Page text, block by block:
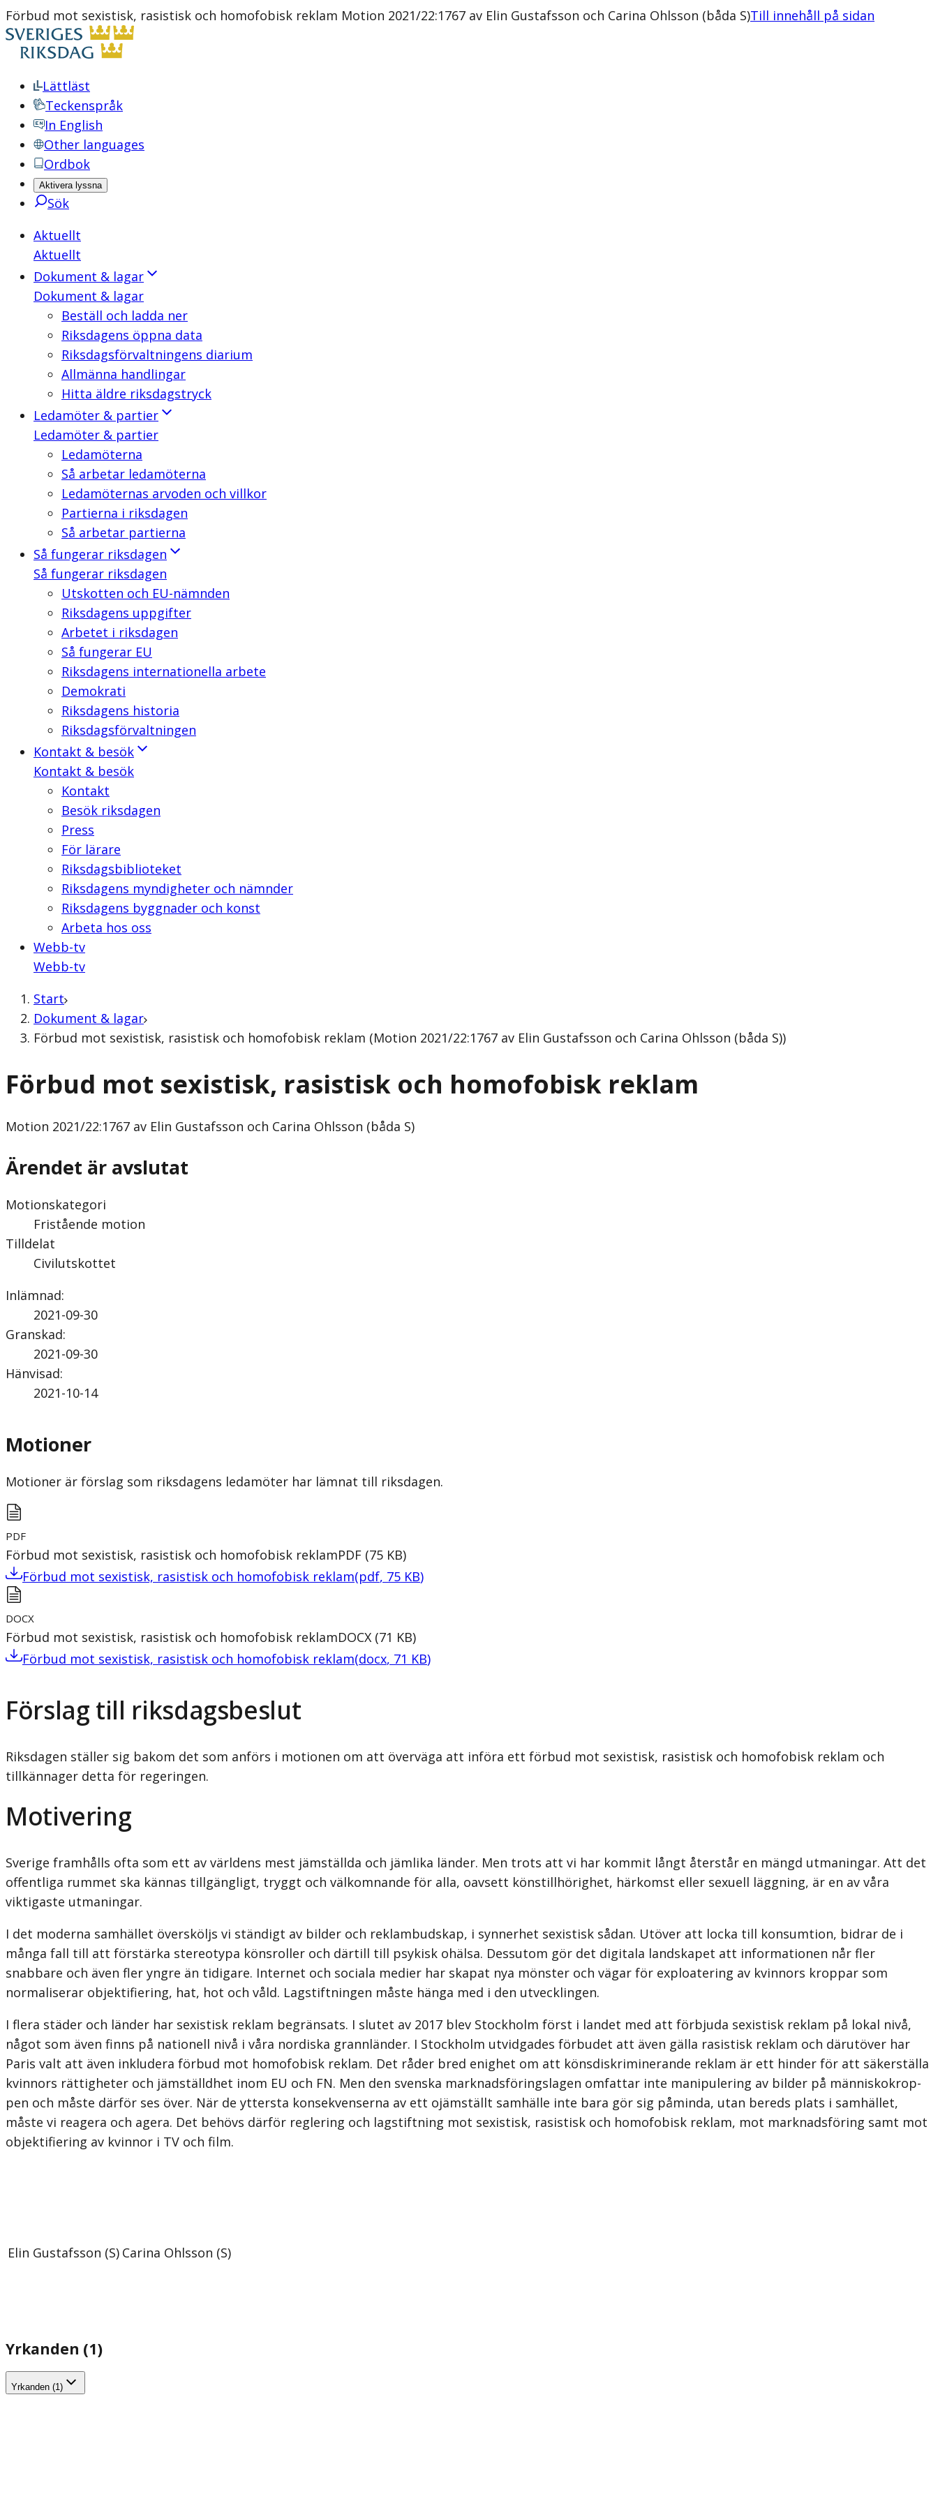
Förbud mot sexistisk, rasistisk och homofobisk reklam Motion 2021/22:1767 av Elin Gustafsson och Carina Ohlsson (båda S)Till innehåll på sidan
Lättläst
Teckenspråk
In English
Other languages
Ordbok
Aktivera lyssna
Sök
Aktuellt
Aktuellt
Dokument & lagar
Dokument & lagar
Beställ och ladda ner
Riksdagens öppna data
Riksdagsförvaltningens diarium
Allmänna handlingar
Hitta äldre riksdagstryck
Ledamöter & partier
Ledamöter & partier
Ledamöterna
Så arbetar ledamöterna
Ledamöternas arvoden och villkor
Partierna i riksdagen
Så arbetar partierna
Så fungerar riksdagen
Så fungerar riksdagen
Utskotten och EU-nämnden
Riksdagens uppgifter
Arbetet i riksdagen
Så fungerar EU
Riksdagens internationella arbete
Demokrati
Riksdagens historia
Riksdagsförvaltningen
Kontakt & besök
Kontakt & besök
Kontakt
Besök riksdagen
Press
För lärare
Riksdagsbiblioteket
Riksdagens myndigheter och nämnder
Riksdagens byggnader och konst
Arbeta hos oss
Webb-tv
Webb-tv
Start
Dokument & lagar
Förbud mot sexistisk, rasistisk och homofobisk reklam (Motion 2021/22:1767 av Elin Gustafsson och Carina Ohlsson (båda S))
Förbud mot sexistisk, rasistisk och homofobisk reklam
Motion 2021/22:1767 av Elin Gustafsson och Carina Ohlsson (båda S)
Ärendet är avslutat
Motionskategori
Fristående motion
Tilldelat
Civilutskottet
Inlämnad:
2021-09-30
Granskad:
2021-09-30
Hänvisad:
2021-10-14
Motioner
Motioner är förslag som riksdagens ledamöter har lämnat till riksdagen.
PDF
Förbud mot sexistisk, rasistisk och homofobisk reklamPDF (75 KB)
Förbud mot sexistisk, rasistisk och homofobisk reklam(pdf, 75 KB)
DOCX
Förbud mot sexistisk, rasistisk och homofobisk reklamDOCX (71 KB)
Förbud mot sexistisk, rasistisk och homofobisk reklam(docx, 71 KB)
Förslag till riksdagsbeslut
Riksdagen ställer sig bakom det som anförs i motionen om att överväga att införa ett förbud mot sexistisk, rasistisk och homofobisk reklam och
tillkännager detta för regeringen.
Motivering
Sverige framhålls ofta som ett av världens mest jämställda och jämlika länder. Men trots att vi har kommit långt återstår en mängd utmaningar. Att det
offentliga rummet ska kännas tillgängligt, tryggt och välkomnande för alla, oavsett könstillhörighet, härkomst eller sexuell läggning, är en av våra
viktigaste utmaningar.
I det moderna samhället översköljs vi ständigt av bilder och reklambudskap, i synnerhet sexistisk sådan. Utöver att locka till konsumtion, bidrar de i
många fall till att förstärka stereotypa könsroller och därtill till psykisk ohälsa. Dessutom gör det digitala landskapet att informationen når fler
snabbare och även fler yngre än tidigare. Internet och sociala medier har skapat nya mönster och vägar för exploatering av kvinnors kroppar som
normaliserar objektifiering, hat, hot och våld. Lagstiftningen måste hänga med i den utvecklingen.
I flera städer och länder har sexistisk reklam begränsats. I slutet av 2017 blev Stock­holm först i landet med att förbjuda sexistisk reklam på lokal nivå,
något som även finns på nationell nivå i våra nordiska grannländer. I Stockholm utvidgades förbudet att även gälla rasistisk reklam och därutöver har
Paris valt att även inkludera förbud mot homo­fobisk reklam. Det råder bred enighet om att könsdiskriminerande reklam är ett hinder för att säkerställa
kvinnors rättigheter och jämställdhet inom EU och FN. Men den svenska marknadsföringslagen omfattar inte manipulering av bilder på människokrop­
pen och måste därför ses över. När de yttersta konsekvenserna av ett ojämställt samhälle inte bara gör sig påminda, utan bereds plats i samhället,
måste vi reagera och agera. Det behövs därför reglering och lagstiftning mot sexistisk, rasistisk och homofobisk reklam, mot marknadsföring samt mot
objektifiering av kvinnor i TV och film.
Elin Gustafsson (S) Carina Ohlsson (S)
Yrkanden (1)
Yrkanden (1)